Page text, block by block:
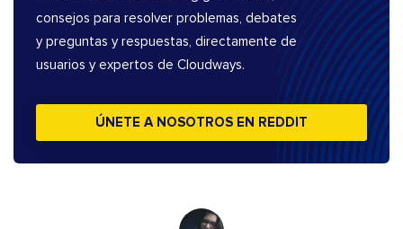
consejos para resolver problemas, debates
y preguntas y respuestas, directamente de
usuarios y expertos de Cloudways.
ÚNETE A NOSOTROS EN REDDIT